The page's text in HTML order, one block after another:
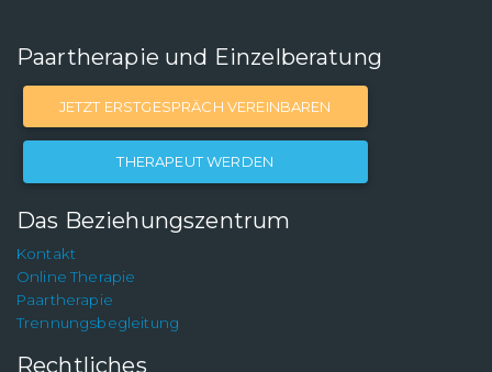
Paartherapie und Einzelberatung
JETZT ERSTGESPRÄCH VEREINBAREN
THERAPEUT WERDEN
Das Beziehungszentrum
Kontakt
Online Therapie
Paartherapie
Trennungsbegleitung
Rechtliches